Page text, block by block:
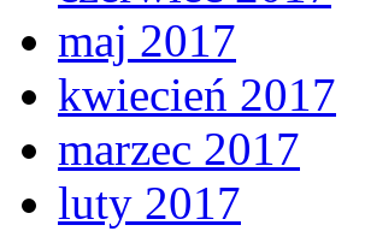
maj 2017
kwiecień 2017
marzec 2017
luty 2017